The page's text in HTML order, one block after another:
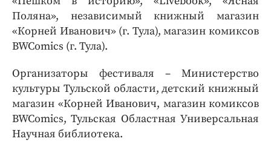
Поляна», независимый книжный магазин
«Корней Иванович» (г. Тула), магазин комиксов
BWComics (г. Тула).
Организаторы фестиваля – Министерство
культуры Тульской области, детский книжный
магазин «Корней Иванович, магазин комиксов
BWComics, Тульская Областная Универсальная
Научная библиотека.